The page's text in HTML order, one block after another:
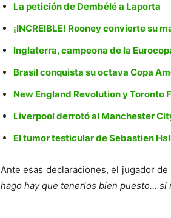
La petición de Dembélé a Laporta
¡INCREIBLE! Rooney convierte su
Inglaterra, campeona de la
Brasil conquista su octava Copa
New England Revolution y Toronto
Liverpool derrotó al Manchester
El tumor testicular de Sebastien
Ante esas declaraciones, el jugador
hago hay que tenerlos bien puesto… si